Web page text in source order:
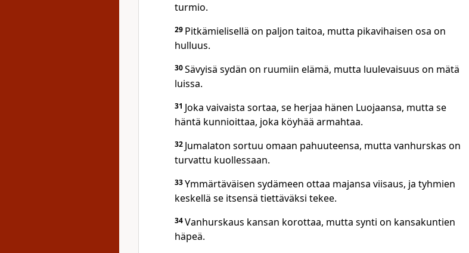
turmio.
29 Pitkämielisellä on paljon taitoa, mutta pikavihaisen osa on
hulluus.
30Sävyisä sydän on ruumiin elämä, mutta luulevaisuus on mätä
luissa.
31 Joka vaivaista sortaa, se herjaa hänen Luojaansa, mutta se
häntä kunnioittaa, joka köyhää armahtaa.
32 Jumalaton sortuu omaan pahuuteensa, mutta vanhurskas on
turvattu kuollessaan.
33Ymmärtäväisen sydämeen ottaa majansa viisaus, ja tyhmien
keskellä se itsensä tiettäväksi tekee.
34Vanhurskaus kansan korottaa, mutta synti on kansakuntien
häpeä.